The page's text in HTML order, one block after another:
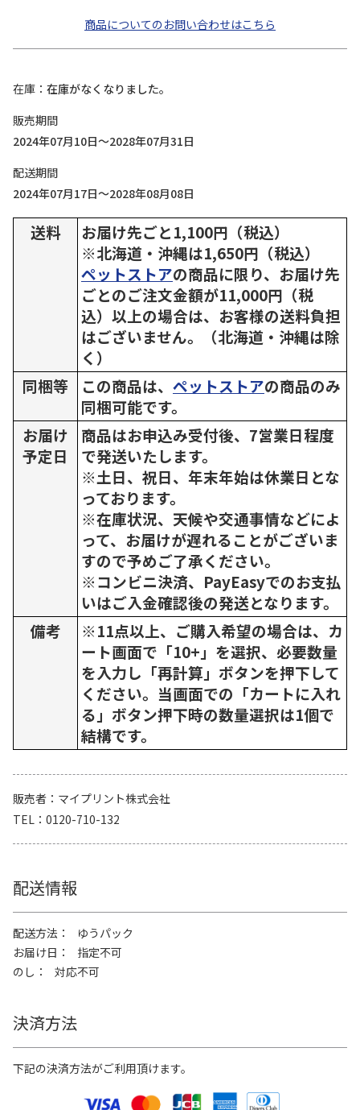
商品についてのお問い合わせはこちら
在庫
在庫がなくなりました。
販売期間
2024年07月10日～2028年07月31日
配送期間
2024年07月17日～2028年08月08日
送料
お届け先ごと1,100円（税込）
※北海道・沖縄は1,650円（税込）
ペットストアの商品に限り、お届け先
ごとのご注文金額が11,000円（税
込）以上の場合は、お客様の送料負担
はございません。（北海道・沖縄は除
く）
同梱等
この商品は、 ペットストアの商品のみ
同梱可能です。
お届け
予定日
商品はお申込み受付後、7営業日程度
で発送いたします。
※土日、祝日、年末年始は休業日とな
っております。
※在庫状況、天候や交通事情などによ
って、お届けが遅れることがございま
すので予めご了承ください。
※コンビニ決済、PayEasyでのお支払
いはご入金確認後の発送となります。
備考
※11点以上、ご購入希望の場合は、カ
ート画面で「10+」を選択、必要数量
を入力し「再計算」ボタンを押下して
ください。当画面での「カートに入れ
る」ボタン押下時の数量選択は1個で
結構です。
販売者
マイプリント株式会社
TEL
0120-710-132
配送情報
配送方法
ゆうパック
お届け日
指定不可
のし
対応不可
決済方法
下記の決済方法がご利用頂けます。